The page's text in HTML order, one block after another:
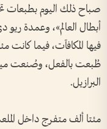
صباح ذلك اليوم بطبعات
أبطال العالم»، وعمدة
فيها المكافآت، فيما كانت
طُبعت بالفعل، وصُنعت
البرازيل.
مئتا ألف متفرج داخل